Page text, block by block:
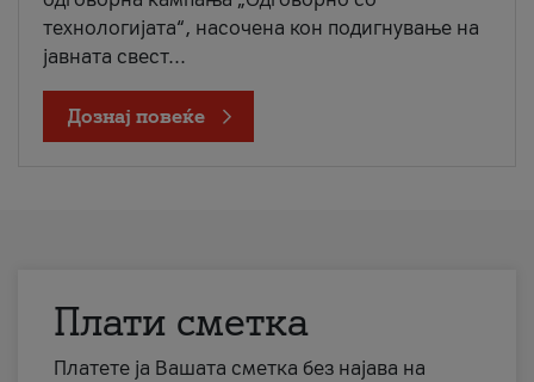
технологијата“, насочена кон подигнување на
јавната свест...
Дознај повеќе
Плати сметка
Платете ја Вашата сметка без најава на